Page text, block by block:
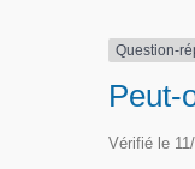
Question-
Peut-
Vérifié le